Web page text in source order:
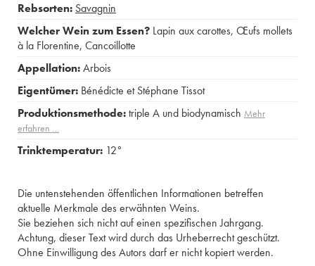
Rebsorten: Savagnin
Welcher Wein zum Essen? Lapin aux carottes, Œufs mollets
à la Florentine, Cancoillotte
Appellation:Arbois
Eigentümer: Bénédicte et Stéphane Tissot
Produktionsmethode:triple A und biodynamisch Mehr
erfahren …
Trinktemperatur: 12°
Die untenstehenden öffentlichen Informationen betreffen
aktuelle Merkmale des erwähnten Weins.
Sie beziehen sich nicht auf einen spezifischen Jahrgang.
Achtung, dieser Text wird durch das Urheberrecht geschützt.
Ohne Einwilligung des Autors darf er nicht kopiert werden.